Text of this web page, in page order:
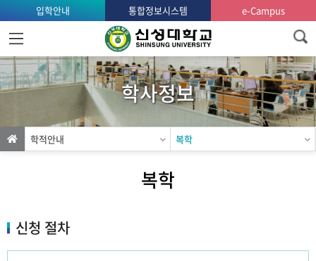
홈
으
로
가
기
입학안내 통합정보시스템 e-Campus
학사정보
학적안내 복학
복학
신청 절차